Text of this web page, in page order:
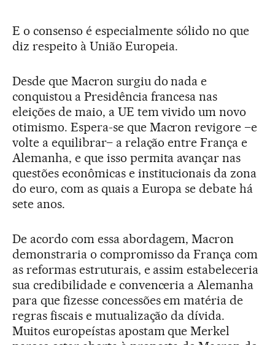
E o consenso é especialmente sólido no que
diz respeito à União Europeia.
Desde que Macron surgiu do nada e
conquistou a Presidência francesa nas
eleições de maio, a UE tem vivido um novo
otimismo. Espera-se que Macron revigore –e
volte a equilibrar– a relação entre França e
Alemanha, e que isso permita avançar nas
questões econômicas e institucionais da zona
do euro, com as quais a Europa se debate há
sete anos.
De acordo com essa abordagem, Macron
demonstraria o compromisso da França com
as reformas estruturais, e assim estabeleceria
sua credibilidade e convenceria a Alemanha
para que fizesse concessões em matéria de
regras fiscais e mutualização da dívida.
Muitos europeístas apostam que Merkel